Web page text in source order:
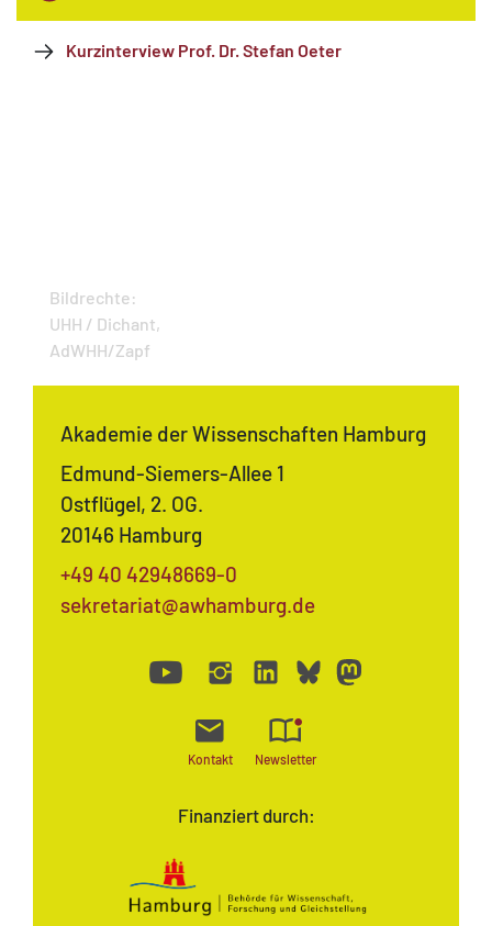
Kurzinterview Prof. Dr. Stefan Oeter
Bildrechte:
UHH / Dichant,
AdWHH/Zapf
Finanziert durch:
Akademie der Wissenschaften Hamburg
Edmund-Siemers-Allee 1
Ostflügel, 2. OG.
20146 Hamburg
+49 40 42948669-0
sekretariat@awhamburg.de
Kontakt Newsletter